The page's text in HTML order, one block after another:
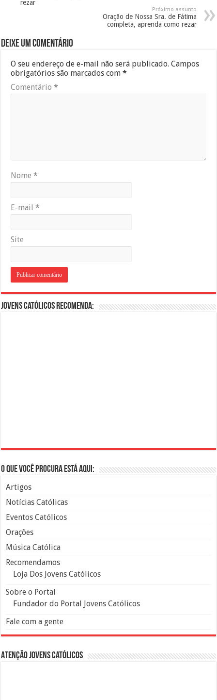
rezar
Próximo assunto
Oração de Nossa Sra. de Fátima
completa, aprenda como rezar
Deixe um comentário
O seu endereço de e-mail não será publicado. Campos
obrigatórios são marcados com*
Comentário*
Nome*
E-mail*
Site
Jovens Católicos Recomenda:
O que você procura está aqui:
Artigos
Notícias Católicas
Eventos Católicos
Orações
Música Católica
Recomendamos
Loja Dos Jovens Católicos
Sobre o Portal
Fundador do Portal Jovens Católicos
Fale com a gente
Atenção Jovens Católicos